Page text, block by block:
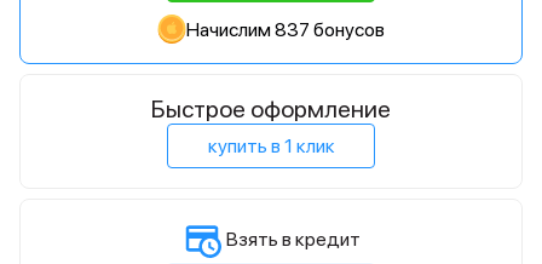
Начислим 837 бонусов
Быстрое оформление
купить в 1 клик
Взять в кредит